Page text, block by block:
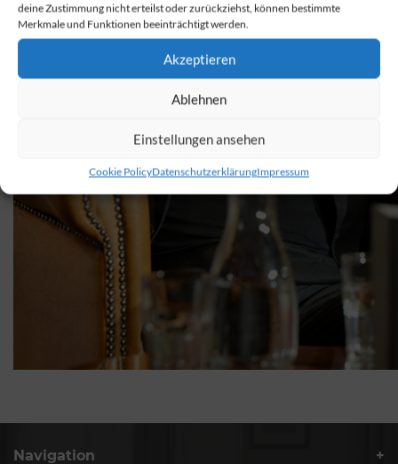
deine Zustimmung nicht erteilst oder zurückziehst, können bestimmte
Merkmale und Funktionen beeinträchtigt werden.
Akzeptieren
Ablehnen
Einstellungen ansehen
Cookie PolicyDatenschutzerklärungImpressum
Navigation